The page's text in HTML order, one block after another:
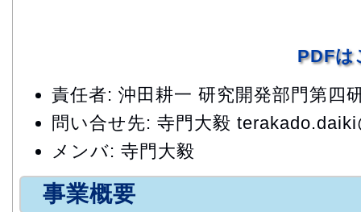
PDFは
責任者: 沖田耕一 研究開発部門第四
問い合せ先: 寺門大毅
メンバ: 寺門大毅
事業概要